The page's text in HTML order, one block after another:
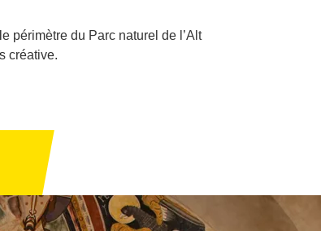
périmètre du Parc naturel de l’Alt
créative.